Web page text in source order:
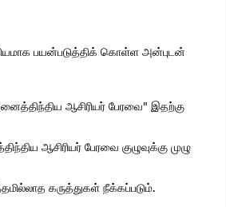
பயன்படுத்திக் கொள்ள அன்புடன்
ஆசிரியர் பேரவை" இதற்கு
ஆசிரியர் பேரவை குழுவுக்கு முழு
கருத்துகள் நீக்கப்படும்.